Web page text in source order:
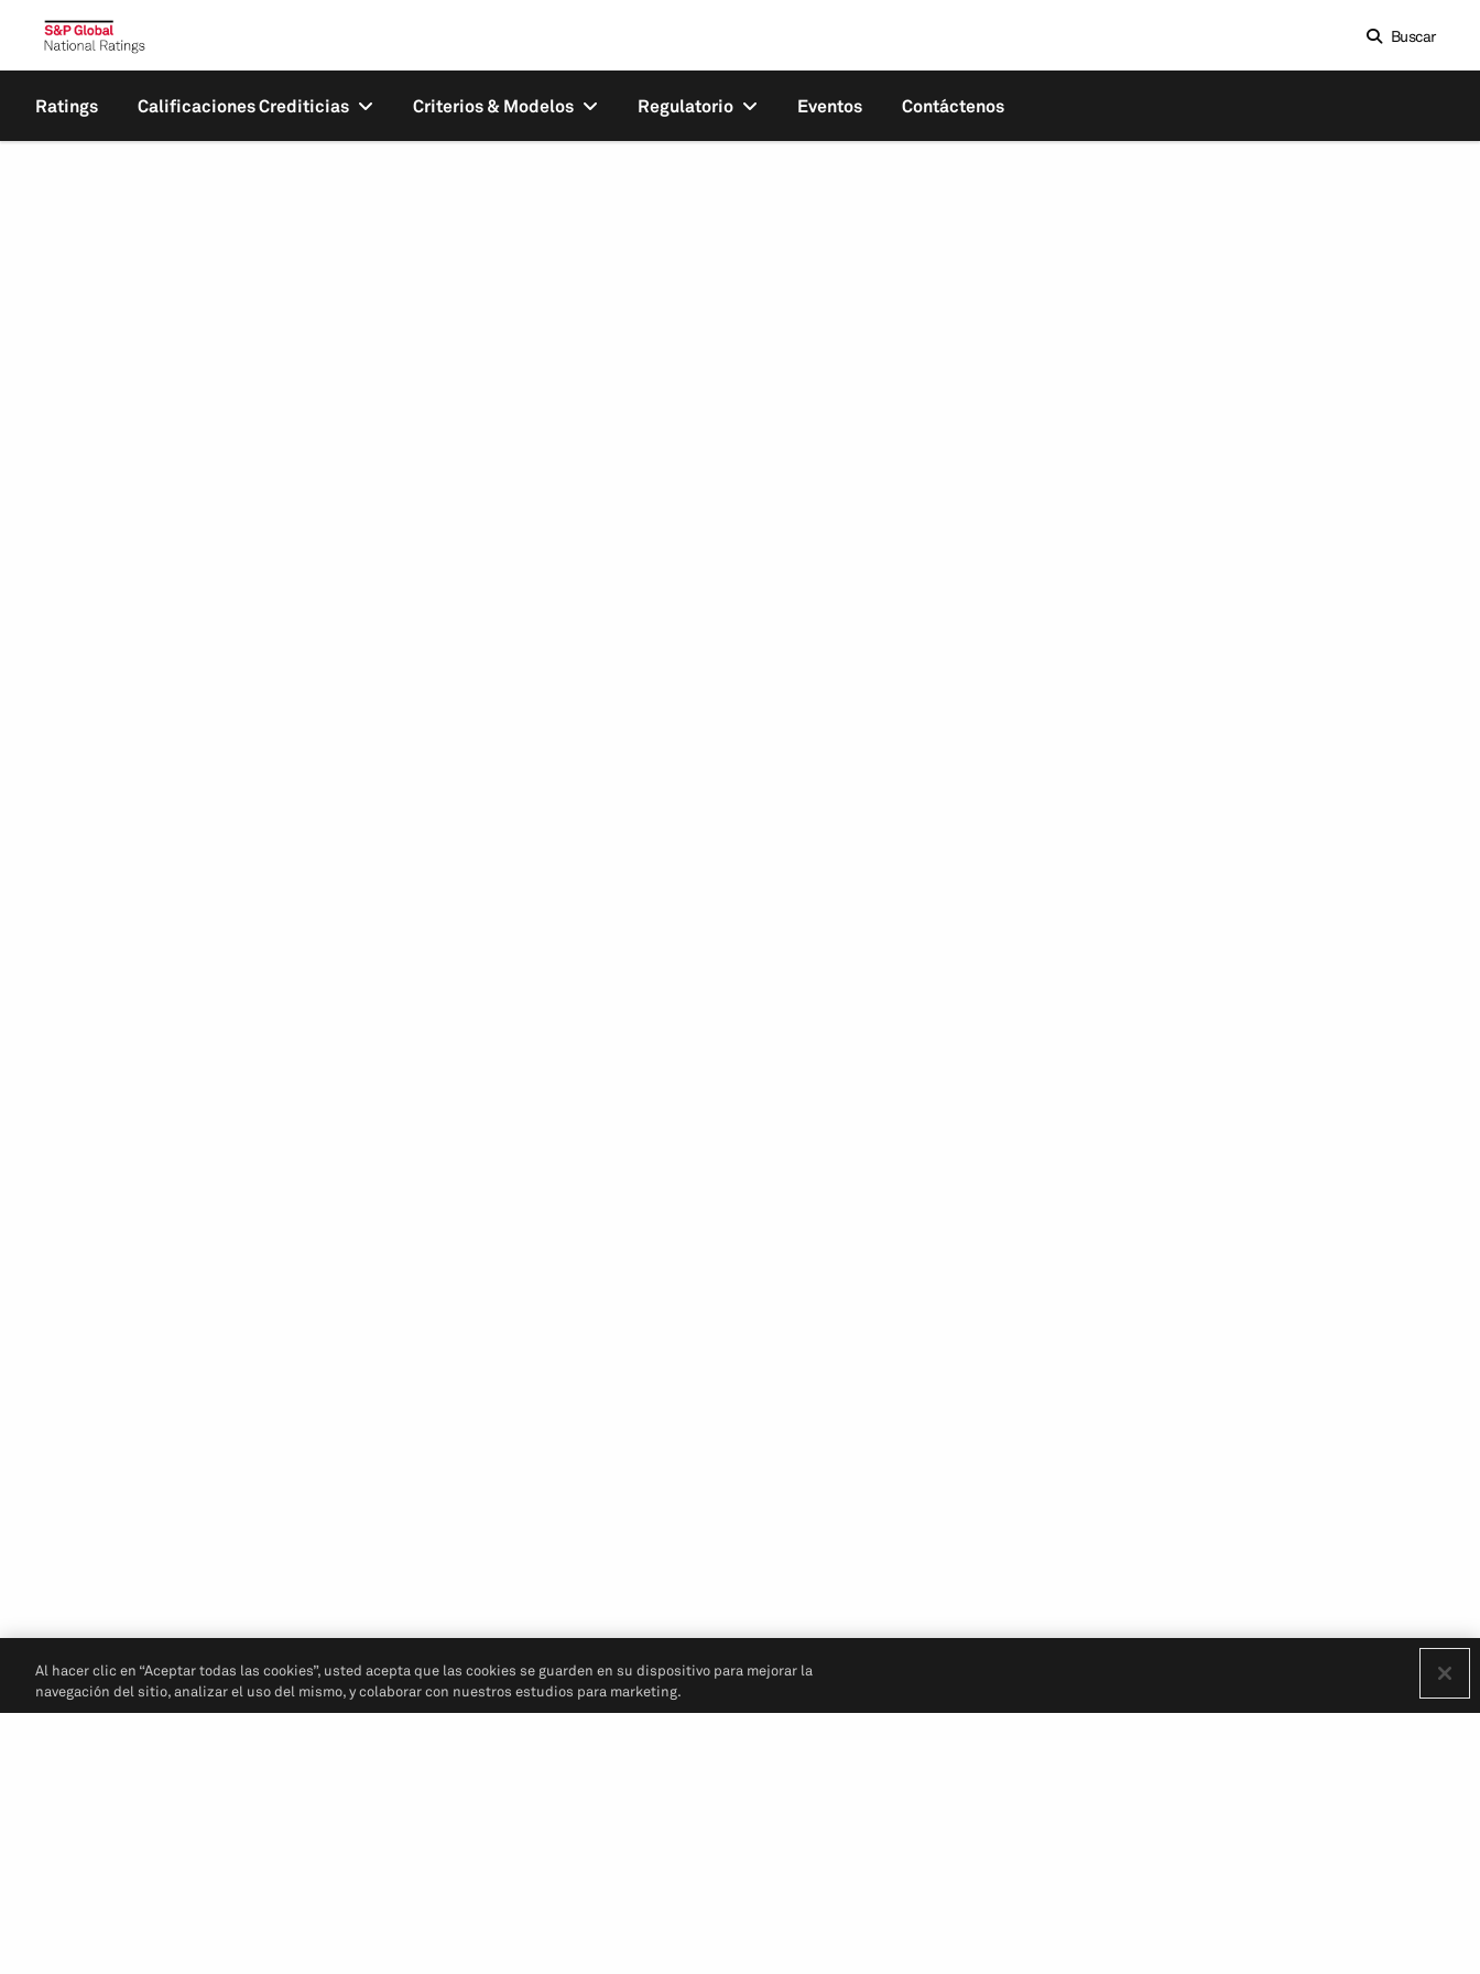
Buscar
Ratings Calificaciones Crediticias Criterios & Modelos Regulatorio Eventos Contáctenos
Al hacer clic en “Aceptar todas las cookies”, usted acepta que las cookies se guarden en su dispositivo para mejorar la
navegación del sitio, analizar el uso del mismo, y colaborar con nuestros estudios para marketing.